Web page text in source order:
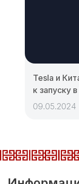
Tesla и
к запуску
09.05.2024